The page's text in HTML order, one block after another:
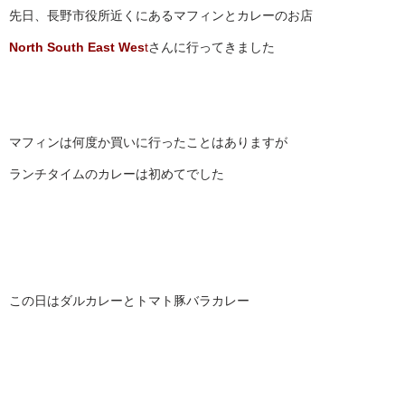
先日、長野市役所近くにあるマフィンとカレーのお店
North South East Westさんに行ってきました
マフィンは何度か買いに行ったことはありますが
ランチタイムのカレーは初めてでした
この日はダルカレーとトマト豚バラカレー